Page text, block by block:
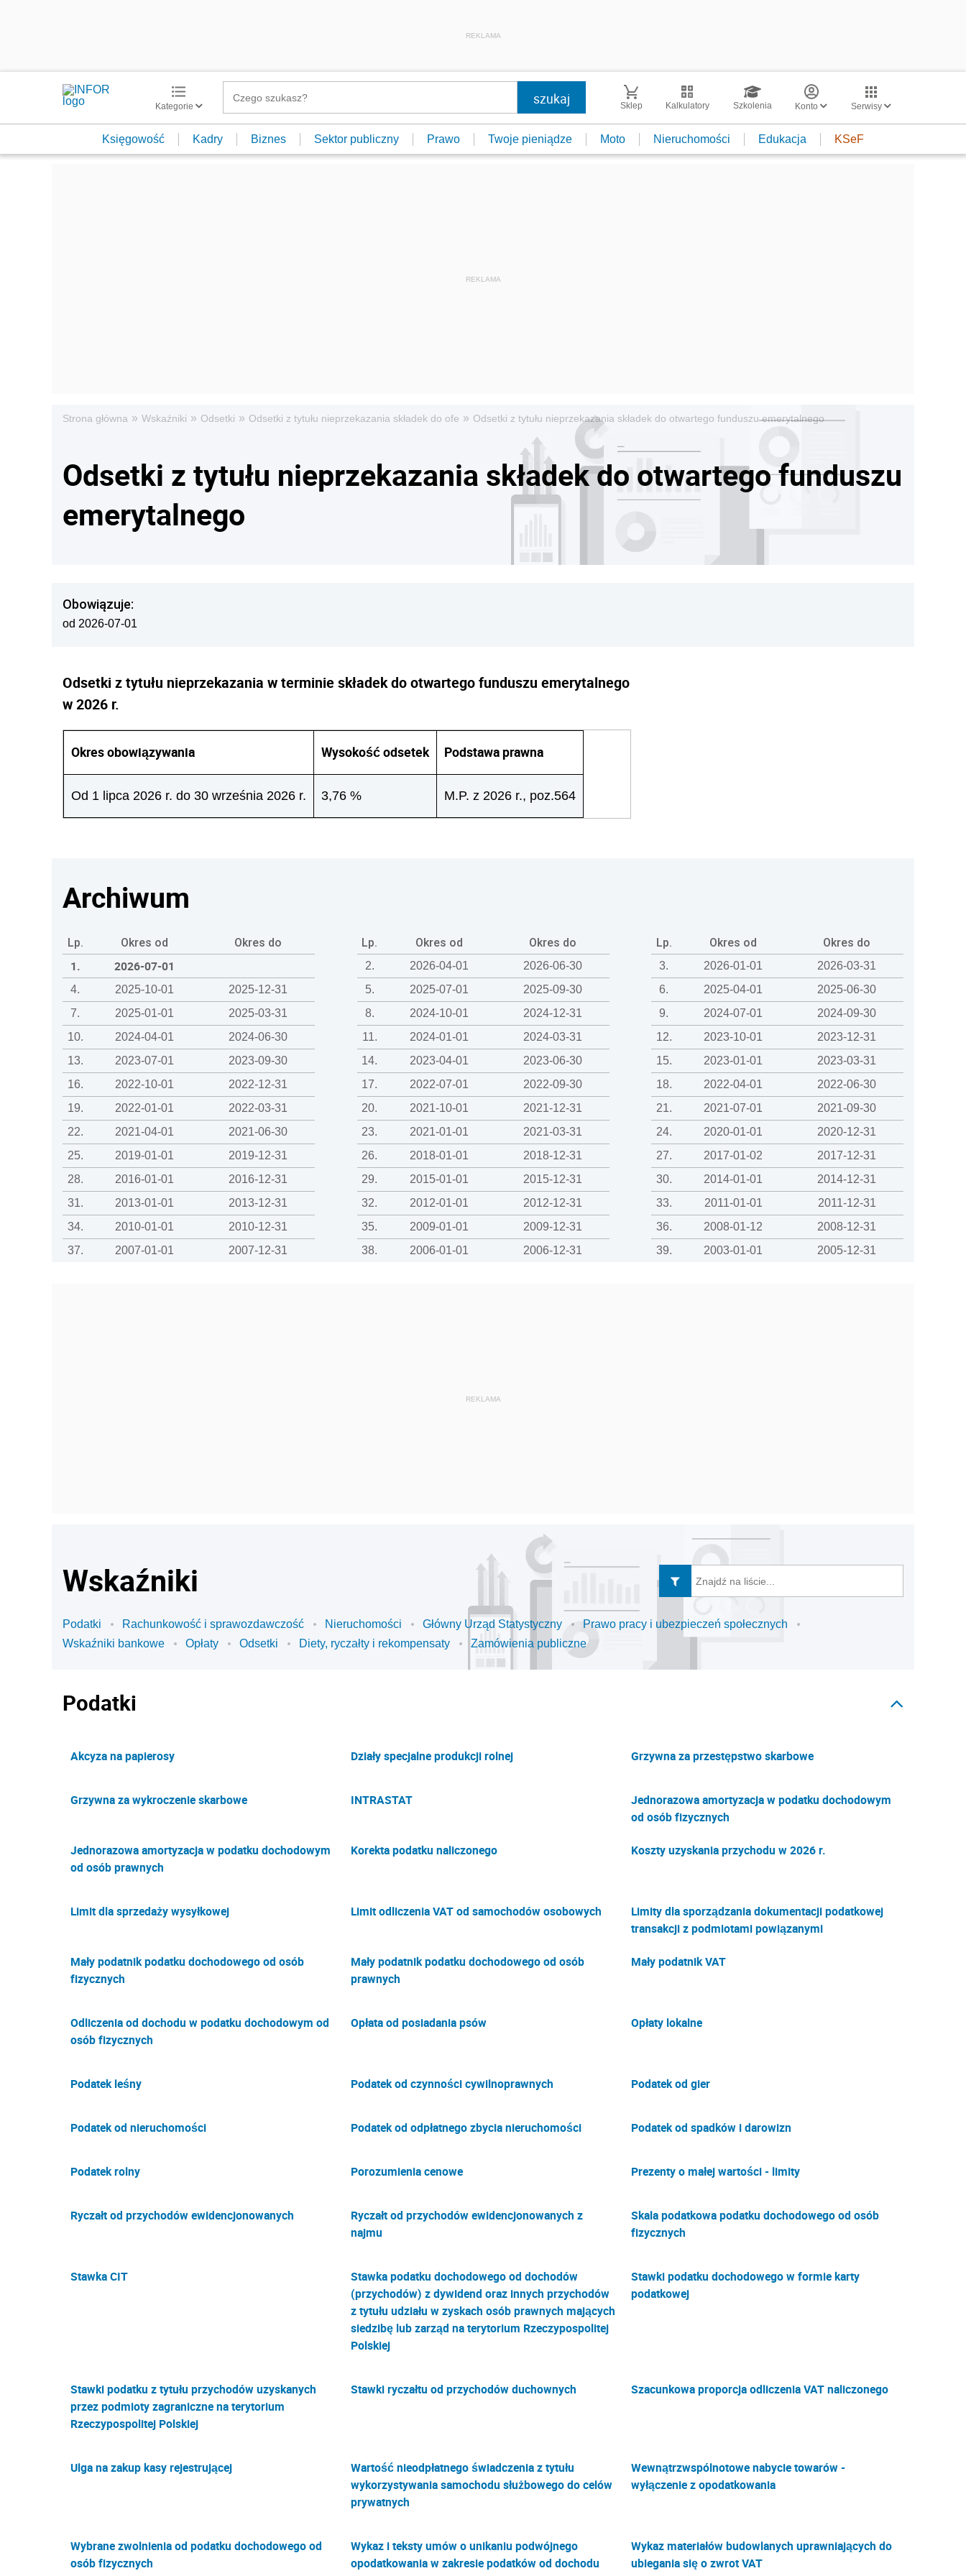
REKLAMA
Kategorie Sklep Kalkulatory Szkolenia Konto Serwisy
Księgowość Kadry Biznes Sektor publiczny Prawo Twoje pieniądze Moto Nieruchomości Edukacja KSeF
Strona główna » Wskaźniki » Odsetki » Odsetki z tytułu nieprzekazania składek do ofe » Odsetki z tytułu nieprzekazania składek do otwartego funduszu emerytalnego
Odsetki z tytułu nieprzekazania składek do otwartego funduszu
emerytalnego
Obowiązuje:
od 2026-07-01
Odsetki z tytułu nieprzekazania w terminie składek do otwartego funduszu emerytalnego
w 2026 r.
Okres obowiązywania Wysokość odsetek Podstawa prawna
Od 1 lipca 2026 r. do 30 września 2026 r. 3,76 % M.P. z 2026 r., poz.564
Archiwum
Lp. Okres od Okres do Lp. Okres od Okres do Lp. Okres od Okres do
1. 2026-07-01 2. 2026-04-01 2026-06-30 3. 2026-01-01
2026-03-31
4.
2025-10-01 2025-12-31 5. 2025-07-01 2025-09-30 6. 2025-04-01
2025-06-30
7.
2025-01-01 2025-03-31 8. 2024-10-01 2024-12-31 9. 2024-07-01
2024-09-30
10.
2024-04-01 2024-06-30 11. 2024-01-01 2024-03-31 12. 2023-10-01
2023-12-31
13.
2023-07-01 2023-09-30 14. 2023-04-01 2023-06-30 15. 2023-01-01
2023-03-31
16.
2022-10-01 2022-12-31 17. 2022-07-01 2022-09-30 18. 2022-04-01
2022-06-30
19.
2022-01-01 2022-03-31 20. 2021-10-01 2021-12-31 21. 2021-07-01
2021-09-30
22.
2021-04-01 2021-06-30 23. 2021-01-01 2021-03-31 24. 2020-01-01
2020-12-31
25.
2019-01-01 2019-12-31 26. 2018-01-01 2018-12-31 27. 2017-01-02
2017-12-31
28.
2016-01-01 2016-12-31 29. 2015-01-01 2015-12-31 30. 2014-01-01
2014-12-31
31.
2013-01-01 2013-12-31 32. 2012-01-01 2012-12-31 33. 2011-01-01
2011-12-31
34.
2010-01-01 2010-12-31 35. 2009-01-01 2009-12-31 36. 2008-01-12
2008-12-31
37.
2007-01-01 2007-12-31 38. 2006-01-01 2006-12-31 39. 2003-01-01 2005-12-31
Wskaźniki
Podatki Rachunkowość i sprawozdawczość Nieruchomości Główny Urząd Statystyczny
Prawo pracy i ubezpieczeń społecznych
Wskaźniki bankowe
Opłaty Odsetki Diety, ryczałty i rekompensaty Zamówienia publiczne
Podatki
Akcyza na papierosy Działy specjalne produkcji rolnej Grzywna za przestępstwo skarbowe
Grzywna za wykroczenie skarbowe INTRASTAT
Jednorazowa amortyzacja w podatku dochodowym
od osób fizycznych
Jednorazowa amortyzacja w podatku dochodowym
od osób prawnych
Korekta podatku naliczonego Koszty uzyskania przychodu w 2026 r.
Limit dla sprzedaży wysyłkowej Limit odliczenia VAT od samochodów osobowych
Limity dla sporządzania dokumentacji podatkowej
transakcji z podmiotami powiązanymi
Mały podatnik podatku dochodowego od osób
fizycznych
Mały podatnik podatku dochodowego od osób
prawnych
Mały podatnik VAT
Odliczenia od dochodu w podatku dochodowym od
osób fizycznych
Opłata od posiadania psów Opłaty lokalne
Podatek leśny Podatek od czynności cywilnoprawnych Podatek od gier
Podatek od nieruchomości Podatek od odpłatnego zbycia nieruchomości Podatek od spadków i darowizn
Podatek rolny Porozumienia cenowe Prezenty o małej wartości - limity
Ryczałt od przychodów ewidencjonowanych
Ryczałt od przychodów ewidencjonowanych z
najmu
Skala podatkowa podatku dochodowego od osób
fizycznych
Stawka CIT
Stawka podatku dochodowego od dochodów
(przychodów) z dywidend oraz innych przychodów
z tytułu udziału w zyskach osób prawnych mających
siedzibę lub zarząd na terytorium Rzeczypospolitej
Polskiej
Stawki podatku dochodowego w formie karty
podatkowej
Stawki podatku z tytułu przychodów uzyskanych
przez podmioty zagraniczne na terytorium
Rzeczypospolitej Polskiej
Stawki ryczałtu od przychodów duchownych Szacunkowa proporcja odliczenia VAT naliczonego
Ulga na zakup kasy rejestrującej
Wartość nieodpłatnego świadczenia z tytułu
wykorzystywania samochodu służbowego do celów
prywatnych
Wewnątrzwspólnotowe nabycie towarów -
wyłączenie z opodatkowania
Wybrane zwolnienia od podatku dochodowego od
osób fizycznych
Wykaz i teksty umów o unikaniu podwójnego
opodatkowania w zakresie podatków od dochodu
Wykaz materiałów budowlanych uprawniających do
ubiegania się o zwrot VAT